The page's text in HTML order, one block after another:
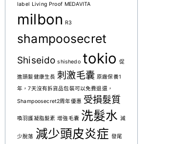
label Living Proof MEDAVITA
milbon R3
shampoosecret
Shiseido shishedo tokio 促
進頭髮健康生長 刺激毛囊 原廠保養1
年，7天沒有拆貨品包裝可以免費退還，
Shampoosecret2周年優惠 受損髮質
喚羽護凝脂髮素 增強毛囊 洗髮水 減
少脫落 減少頭皮炎症 發尾